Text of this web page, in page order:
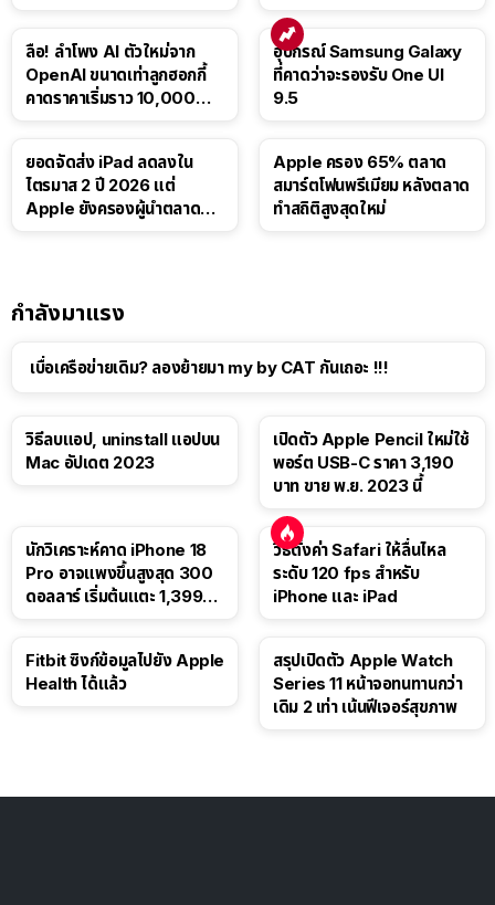
ลือ! ลำโพง AI ตัวใหม่จาก
OpenAI ขนาดเท่าลูกฮอกกี้
คาดราคาเริ่มราว 10,000
อุปกรณ์ Samsung Galaxy
ที่คาดว่าจะรองรับ One UI
9.5
ยอดจัดส่ง iPad ลดลงใน
ไตรมาส 2 ปี 2026 แต่
Apple ยังครองผู้นำตลาด
Apple ครอง 65% ตลาด
สมาร์ตโฟนพรีเมียม หลังตลาด
ทำสถิติสูงสุดใหม่
กำลังมาแรง
เบื่อเครือข่ายเดิม? ลองย้ายมา my by CAT กันเถอะ !!!
วิธีลบแอป, uninstall แอปบน
Mac อัปเดต 2023
เปิดตัว Apple Pencil ใหม่ใช้
พอร์ต USB-C ราคา 3,190
บาท ขาย พ.ย. 2023 นี้
นักวิเคราะห์คาด iPhone 18
Pro อาจแพงขึ้นสูงสุด 300
ดอลลาร์ เริ่มต้นแตะ 1,399
วิธีตั้งค่า Safari ให้ลื่นไหล
ระดับ 120 fps สำหรับ
iPhone และ iPad
Fitbit ซิงก์ข้อมูลไปยัง Apple
Health ได้แล้ว
สรุปเปิดตัว Apple Watch
Series 11 หน้าจอทนทานกว่า
เดิม 2 เท่า เน้นฟีเจอร์สุขภาพ